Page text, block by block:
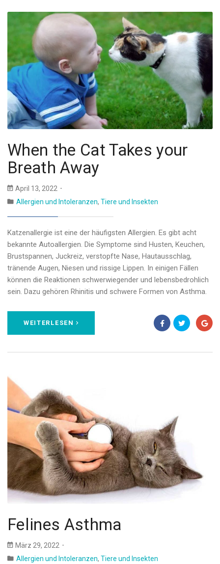
When the Cat Takes your
Breath Away
April 13, 2022
Allergien und Intoleranzen, Tiere und Insekten
Katzenallergie ist eine der häufigsten Allergien. Es gibt acht
bekannte Autoallergien. Die Symptome sind Husten, Keuchen,
Brustspannen, Juckreiz, verstopfte Nase, Hautausschlag,
tränende Augen, Niesen und rissige Lippen. In einigen Fällen
können die Reaktionen schwerwiegender und lebensbedrohlich
sein. Dazu gehören Rhinitis und schwere Formen von Asthma.
WEITERLESEN
Felines Asthma
März 29, 2022
Allergien und Intoleranzen, Tiere und Insekten